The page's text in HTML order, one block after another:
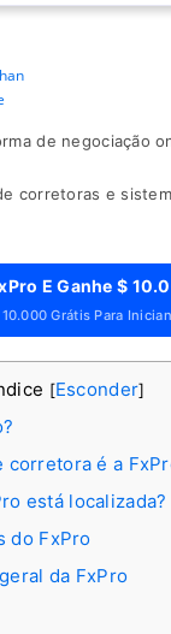
de negociação
corretoras e
E Ganhe $
Grátis Para
[Esconder]
corretora é a
está localizada?
do FxPro
da FxPro